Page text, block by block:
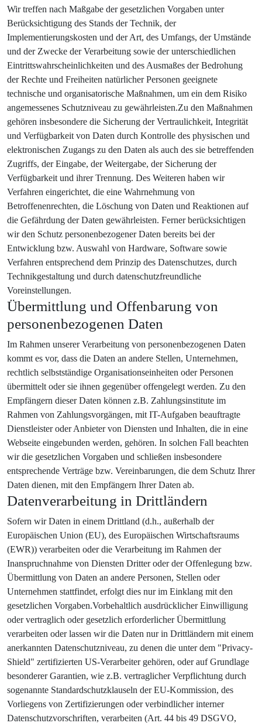
Wir treffen nach Maßgabe der gesetzlichen Vorgaben unter
Berücksichtigung des Stands der Technik, der
Implementierungskosten und der Art, des Umfangs, der Umstände
und der Zwecke der Verarbeitung sowie der unterschiedlichen
Eintrittswahrscheinlichkeiten und des Ausmaßes der Bedrohung
der Rechte und Freiheiten natürlicher Personen geeignete
technische und organisatorische Maßnahmen, um ein dem Risiko
angemessenes Schutzniveau zu gewährleisten.Zu den Maßnahmen
gehören insbesondere die Sicherung der Vertraulichkeit, Integrität
und Verfügbarkeit von Daten durch Kontrolle des physischen und
elektronischen Zugangs zu den Daten als auch des sie betreffenden
Zugriffs, der Eingabe, der Weitergabe, der Sicherung der
Verfügbarkeit und ihrer Trennung. Des Weiteren haben wir
Verfahren eingerichtet, die eine Wahrnehmung von
Betroffenenrechten, die Löschung von Daten und Reaktionen auf
die Gefährdung der Daten gewährleisten. Ferner berücksichtigen
wir den Schutz personenbezogener Daten bereits bei der
Entwicklung bzw. Auswahl von Hardware, Software sowie
Verfahren entsprechend dem Prinzip des Datenschutzes, durch
Technikgestaltung und durch datenschutzfreundliche
Voreinstellungen.
Übermittlung und Offenbarung von
personenbezogenen Daten
Im Rahmen unserer Verarbeitung von personenbezogenen Daten
kommt es vor, dass die Daten an andere Stellen, Unternehmen,
rechtlich selbstständige Organisationseinheiten oder Personen
übermittelt oder sie ihnen gegenüber offengelegt werden. Zu den
Empfängern dieser Daten können z.B. Zahlungsinstitute im
Rahmen von Zahlungsvorgängen, mit IT-Aufgaben beauftragte
Dienstleister oder Anbieter von Diensten und Inhalten, die in eine
Webseite eingebunden werden, gehören. In solchen Fall beachten
wir die gesetzlichen Vorgaben und schließen insbesondere
entsprechende Verträge bzw. Vereinbarungen, die dem Schutz Ihrer
Daten dienen, mit den Empfängern Ihrer Daten ab.
Datenverarbeitung in Drittländern
Sofern wir Daten in einem Drittland (d.h., außerhalb der
Europäischen Union (EU), des Europäischen Wirtschaftsraums
(EWR)) verarbeiten oder die Verarbeitung im Rahmen der
Inanspruchnahme von Diensten Dritter oder der Offenlegung bzw.
Übermittlung von Daten an andere Personen, Stellen oder
Unternehmen stattfindet, erfolgt dies nur im Einklang mit den
gesetzlichen Vorgaben.Vorbehaltlich ausdrücklicher Einwilligung
oder vertraglich oder gesetzlich erforderlicher Übermittlung
verarbeiten oder lassen wir die Daten nur in Drittländern mit einem
anerkannten Datenschutzniveau, zu denen die unter dem "Privacy-
Shield" zertifizierten US-Verarbeiter gehören, oder auf Grundlage
besonderer Garantien, wie z.B. vertraglicher Verpflichtung durch
sogenannte Standardschutzklauseln der EU-Kommission, des
Vorliegens von Zertifizierungen oder verbindlicher interner
Datenschutzvorschriften, verarbeiten (Art. 44 bis 49 DSGVO,